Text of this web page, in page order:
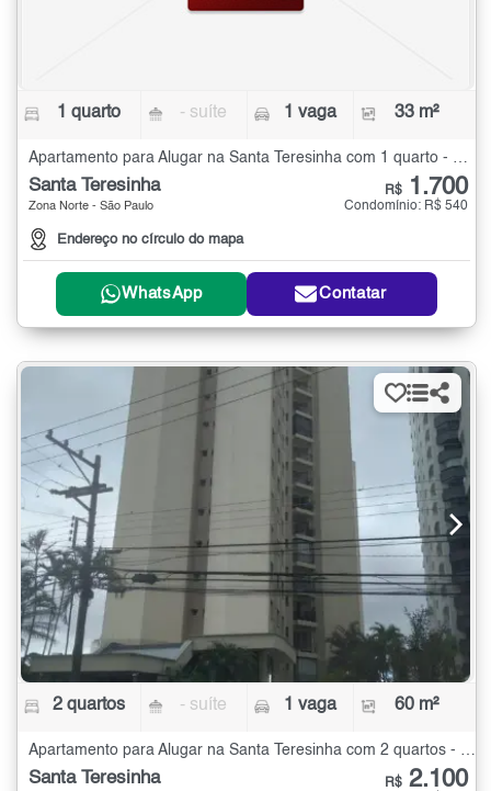
1 quarto - suíte 1 vaga 33 m²
Apartamento para Alugar na Santa Teresinha com 1 quarto - 33 m²
Santa Teresinha
Zona Norte - São Paulo
Endereço no círculo do mapa
R$ 1.700
Condomínio: R$ 540
WhatsApp Contatar
2 quartos - suíte 1 vaga 60 m²
Santa Teresinha R$ 2.100